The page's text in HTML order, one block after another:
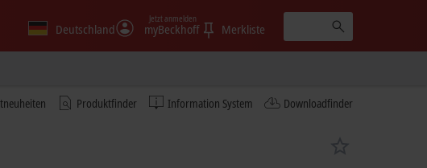
Deutschland myBeckhoff
Jetzt anmelden
Merkliste
Produktfinder Information System Downloadfinder